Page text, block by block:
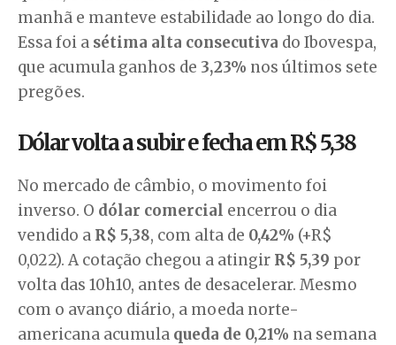
manhã e manteve estabilidade ao longo do dia.
Essa foi a sétima alta consecutiva do Ibovespa,
que acumula ganhos de 3,23% nos últimos sete
pregões.
Dólar volta a subir e fecha em R$ 5,38
No mercado de câmbio, o movimento foi
inverso. O dólar comercial encerrou o dia
vendido a R$ 5,38, com alta de 0,42% (+R$
0,022). A cotação chegou a atingir R$ 5,39 por
volta das 10h10, antes de desacelerar. Mesmo
com o avanço diário, a moeda norte-
americana acumula queda de 0,21% na semana